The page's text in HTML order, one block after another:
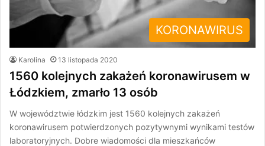
KORONAWIRUS
Karolina 13 listopada 2020
1560 kolejnych zakażeń koronawirusem w
Łódzkiem, zmarło 13 osób
W województwie łódzkim jest 1560 kolejnych zakażeń
koronawirusem potwierdzonych pozytywnymi wynikami testów
laboratoryjnych. Dobre wiadomości dla mieszkańców